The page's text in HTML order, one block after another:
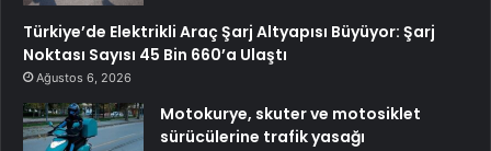
Türkiye’de Elektrikli Araç Şarj Altyapısı Büyüyor: Şarj
Noktası Sayısı 45 Bin 660’a Ulaştı
Ağustos 6, 2026
Motokurye, skuter ve motosiklet
sürücülerine trafik yasağı